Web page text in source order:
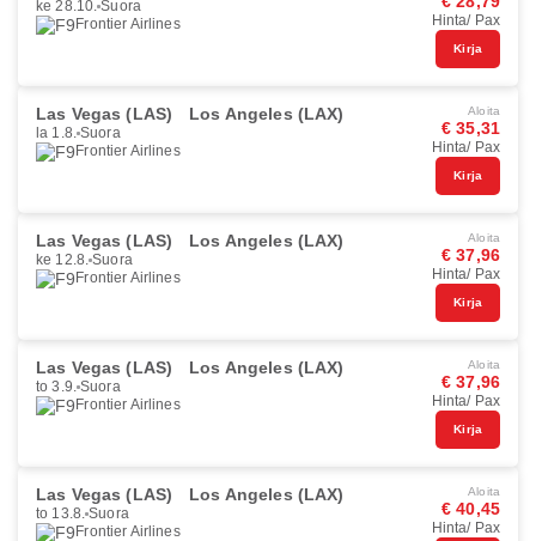
ke 28.10. Suora
Frontier Airlines
Hinta/ Pax
Kirja
Las Vegas (LAS) Los Angeles (LAX)
la 1.8. Suora
Frontier Airlines
Aloita
€ 35,31
Hinta/ Pax
Kirja
Las Vegas (LAS) Los Angeles (LAX)
ke 12.8. Suora
Frontier Airlines
Aloita
€ 37,96
Hinta/ Pax
Kirja
Las Vegas (LAS) Los Angeles (LAX)
to 3.9. Suora
Frontier Airlines
Aloita
€ 37,96
Hinta/ Pax
Kirja
Las Vegas (LAS) Los Angeles (LAX)
to 13.8. Suora
Frontier Airlines
Aloita
€ 40,45
Hinta/ Pax